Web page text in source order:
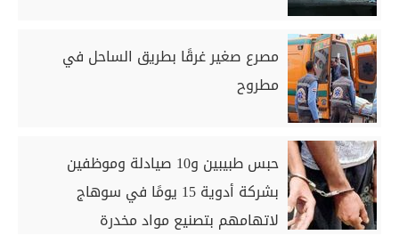
مصرع صغير غرقًا بطريق الساحل في
مطروح
حبس طبيبين و10 صيادلة وموظفين
بشركة أدوية 15 يومًا في سوهاج
لاتهامهم بتصنيع مواد مخدرة